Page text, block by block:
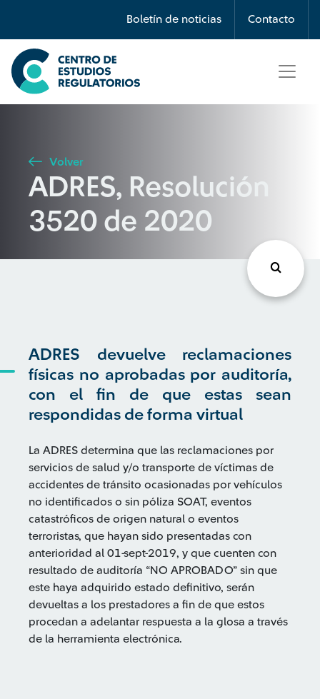
Boletín de noticias Contacto
Búsqueda
Seleccione país
Buscar
Volver
ADRES, Resolución
3520 de 2020
ADRES devuelve reclamaciones
físicas no aprobadas por auditoría,
con el fin de que estas sean
respondidas de forma virtual
La ADRES determina que las reclamaciones por
servicios de salud y/o transporte de víctimas de
accidentes de tránsito ocasionadas por vehículos
no identificados o sin póliza SOAT, eventos
catastróficos de origen natural o eventos
terroristas, que hayan sido presentadas con
anterioridad al 01-sept-2019, y que cuenten con
resultado de auditoría “NO APROBADO” sin que
este haya adquirido estado definitivo, serán
devueltas a los prestadores a fin de que estos
procedan a adelantar respuesta a la glosa a través
de la herramienta electrónica.